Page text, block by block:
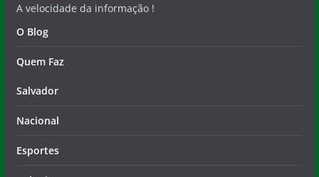
A velocidade da informação !
O Blog
Quem Faz
Salvador
Nacional
Esportes